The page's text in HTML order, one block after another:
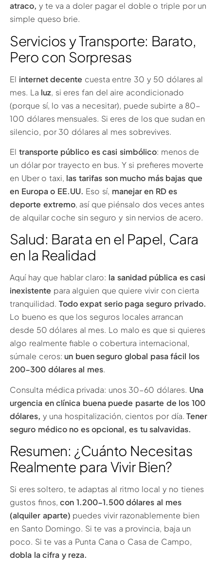
atraco, y te va a doler pagar el doble o triple por un
simple queso brie.
Servicios y Transporte: Barato,
Pero con Sorpresas
El internet decente cuesta entre 30 y 50 dólares al
mes. La luz, si eres fan del aire acondicionado
(porque sí, lo vas a necesitar), puede subirte a 80-
100 dólares mensuales. Si eres de los que sudan en
silencio, por 30 dólares al mes sobrevives.
El transporte público es casi simbólico: menos de
un dólar por trayecto en bus. Y si prefieres moverte
en Uber o taxi, las tarifas son mucho más bajas que
en Europa o EE.UU. Eso sí, manejar en RD es
deporte extremo, así que piénsalo dos veces antes
de alquilar coche sin seguro y sin nervios de acero.
Salud: Barata en el Papel, Cara
en la Realidad
Aquí hay que hablar claro: la sanidad pública es casi
inexistente para alguien que quiere vivir con cierta
tranquilidad. Todo expat serio paga seguro privado.
Lo bueno es que los seguros locales arrancan
desde 50 dólares al mes. Lo malo es que si quieres
algo realmente fiable o cobertura internacional,
súmale ceros:un buen seguro global pasa fácil los
200-300 dólares al mes.
Consulta médica privada: unos 30-60 dólares. Una
urgencia en clínica buena puede pasarte de los 100
dólares, y una hospitalización, cientos por día.Tener
seguro médico no es opcional, es tu salvavidas.
Resumen: ¿Cuánto Necesitas
Realmente para Vivir Bien?
Si eres soltero, te adaptas al ritmo local y no tienes
gustos finos,con 1.200-1.500 dólares al mes
(alquiler aparte) puedes vivir razonablemente bien
en Santo Domingo. Si te vas a provincia, baja un
poco. Si te vas a Punta Cana o Casa de Campo,
dobla la cifra y reza.